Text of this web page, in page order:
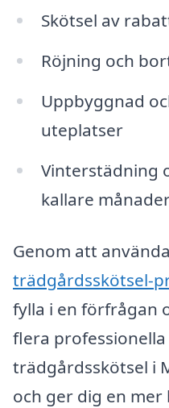
Skötsel av
Röjning och
Uppbyggnad
uteplatser
Vinterstädning
kallare
Genom att
trädgårdsskötsel-
fylla i en förfrågan
flera
trädgårdsskötsel i
och ger dig en